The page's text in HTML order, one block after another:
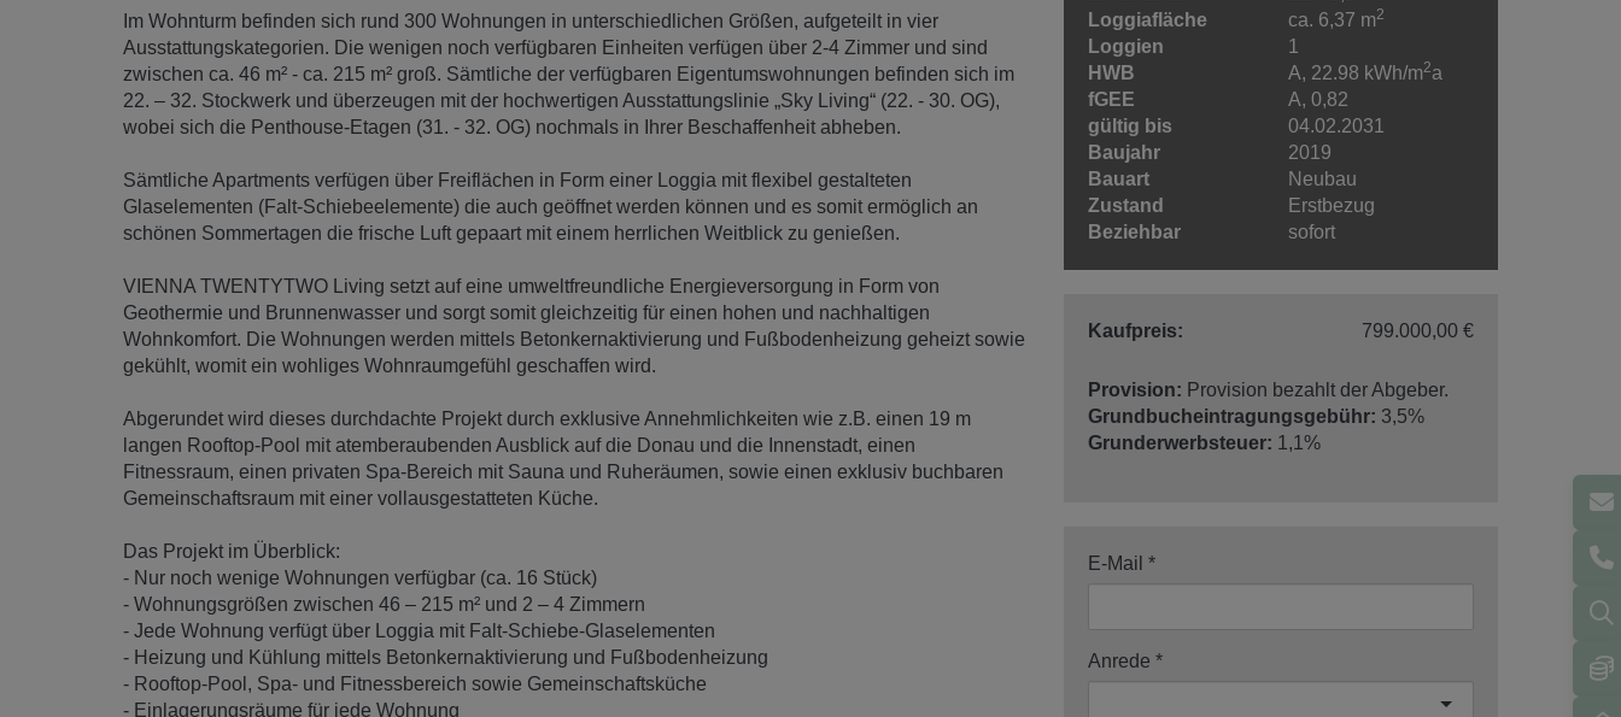
Im Wohnturm befinden sich rund 300 Wohnungen in unterschiedlichen Größen, aufgeteilt in vier
Ausstattungskategorien. Die wenigen noch verfügbaren Einheiten verfügen über 2-4 Zimmer und sind
zwischen ca. 46 m² - ca. 215 m² groß. Sämtliche der verfügbaren Eigentumswohnungen befinden sich im
22. – 32. Stockwerk und überzeugen mit der hochwertigen Ausstattungslinie „Sky Living“ (22. - 30. OG),
wobei sich die Penthouse-Etagen (31. - 32. OG) nochmals in Ihrer Beschaffenheit abheben.
Sämtliche Apartments verfügen über Freiflächen in Form einer Loggia mit flexibel gestalteten
Glaselementen (Falt-Schiebeelemente) die auch geöffnet werden können und es somit ermöglich an
schönen Sommertagen die frische Luft gepaart mit einem herrlichen Weitblick zu genießen.
VIENNA TWENTYTWO Living setzt auf eine umweltfreundliche Energieversorgung in Form von
Geothermie und Brunnenwasser und sorgt somit gleichzeitig für einen hohen und nachhaltigen
Wohnkomfort. Die Wohnungen werden mittels Betonkernaktivierung und Fußbodenheizung geheizt sowie
gekühlt, womit ein wohliges Wohnraumgefühl geschaffen wird.
Abgerundet wird dieses durchdachte Projekt durch exklusive Annehmlichkeiten wie z.B. einen 19 m
langen Rooftop-Pool mit atemberaubenden Ausblick auf die Donau und die Innenstadt, einen
Fitnessraum, einen privaten Spa-Bereich mit Sauna und Ruheräumen, sowie einen exklusiv buchbaren
Gemeinschaftsraum mit einer vollausgestatteten Küche.
Das Projekt im Überblick:
- Nur noch wenige Wohnungen verfügbar (ca. 16 Stück)
- Wohnungsgrößen zwischen 46 – 215 m² und 2 – 4 Zimmern
- Jede Wohnung verfügt über Loggia mit Falt-Schiebe-Glaselementen
- Heizung und Kühlung mittels Betonkernaktivierung und Fußbodenheizung
- Rooftop-Pool, Spa- und Fitnessbereich sowie Gemeinschaftsküche
- Einlagerungsräume für jede Wohnung
Loggiafläche ca. 6,37 m2
Loggien
1
HWB
A, 22.98 kWh/m2a
fGEE
A, 0,82
gültig bis
04.02.2031
Baujahr
2019
Bauart
Neubau
Zustand
Erstbezug
Beziehbar
sofort
Kaufpreis: 799.000,00 €
Provision: Provision bezahlt der Abgeber.
Grundbucheintragungsgebühr: 3,5%
Grunderwerbsteuer: 1,1%
E-Mail
Anrede